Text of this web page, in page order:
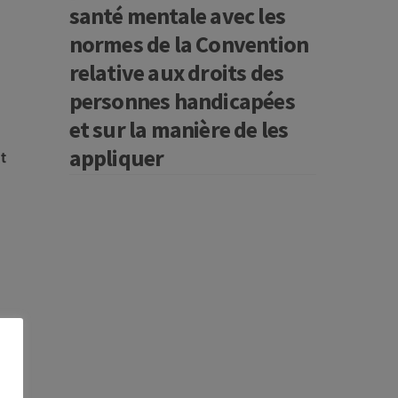
santé mentale avec les
normes de la Convention
relative aux droits des
personnes handicapées
et sur la manière de les
appliquer